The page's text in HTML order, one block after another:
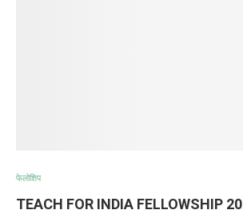
फेलोशिप
TEACH FOR INDIA FELLOWSHIP